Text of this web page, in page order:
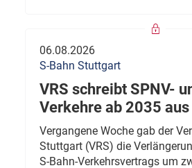
06.08.2026
S-Bahn Stuttgart
VRS schreibt SPNV-
Verkehre ab 2035 aus
Vergangene Woche gab der
Stuttgart (VRS) die
S-Bahn-Verkehrsvertrags um